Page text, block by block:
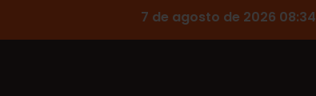
7 de agosto de 2026 08:34